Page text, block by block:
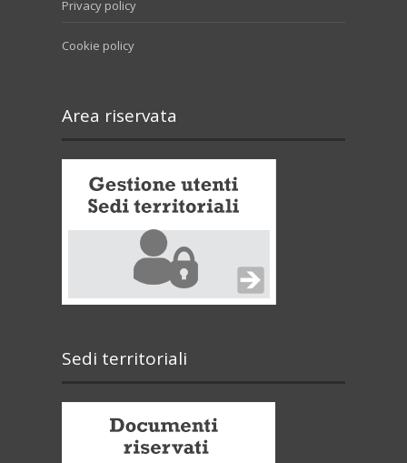
Privacy policy
Cookie policy
Area riservata
Sedi territoriali